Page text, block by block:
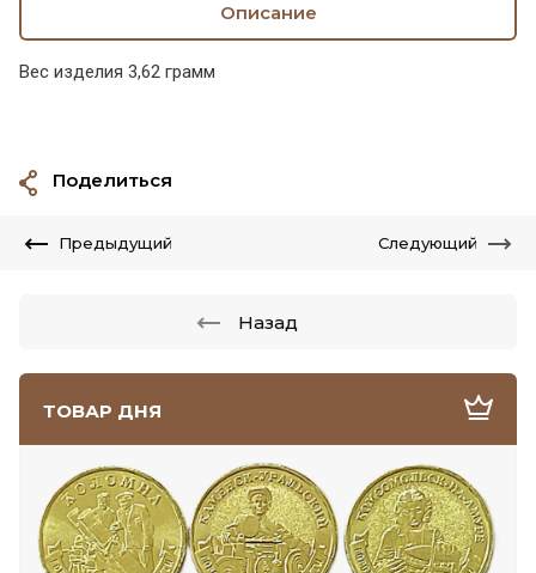
ТОВАР ДНЯ
Описание
Вес изделия 3,62 грамм
Поделиться
Предыдущий Следующий
Назад